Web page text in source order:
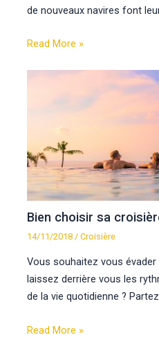
de nouveaux navires font
Read More »
Bien choisir sa
14/11/2018 /Croisière
Vous souhaitez vous évader
laissez derrière vous les
de la vie quotidienne ?
Read More »